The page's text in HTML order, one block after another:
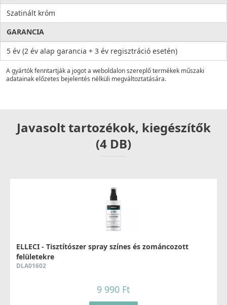
Szatinált króm
GARANCIA
5 év (2 év alap garancia + 3 év regisztráció esetén)
A gyártók fenntartják a jogot a weboldalon szereplő termékek műszaki
adatainak előzetes bejelentés nélküli megváltoztatására.
Javasolt tartozékok, kiegészítők
(4 DB)
ELLECI - Tisztítószer spray színes és zománcozott
felületekre
DLA01602
9 990 Ft